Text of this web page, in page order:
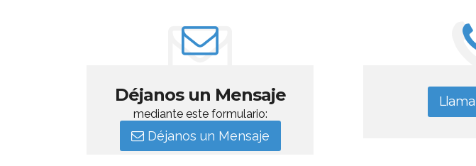
Déjanos un Mensaje
mediante este formulario:
Déjanos un Mensaje